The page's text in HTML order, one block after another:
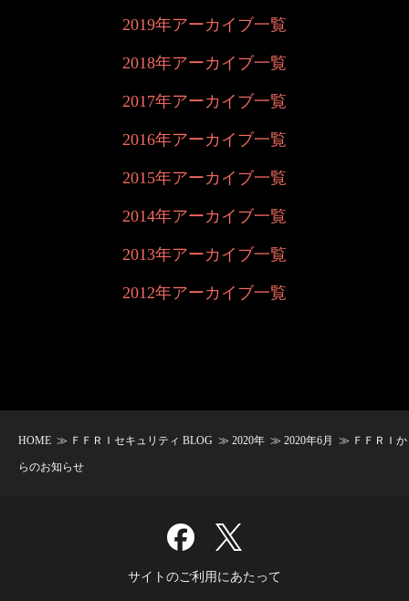
2019年アーカイブ一覧
2018年アーカイブ一覧
2017年アーカイブ一覧
2016年アーカイブ一覧
2015年アーカイブ一覧
2014年アーカイブ一覧
2013年アーカイブ一覧
2012年アーカイブ一覧
HOME ≫ ＦＦＲＩセキュリティ BLOG ≫ 2020年 ≫ 2020年6月 ≫ ＦＦＲＩか
らのお知らせ
サイトのご利用にあたって